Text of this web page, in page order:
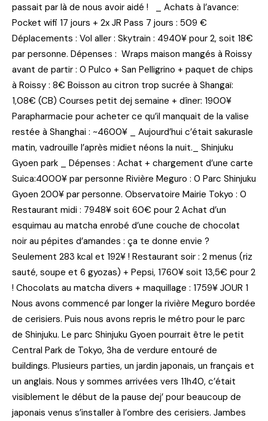
passait par là de nous avoir aidé ! _ Achats à l’avance:
Pocket wifi 17 jours + 2x JR Pass 7 jours : 509 €
Déplacements : Vol aller : Skytrain : 4940¥ pour 2, soit 18€
par personne. Dépenses : Wraps maison mangés à Roissy
avant de partir : 0 Pulco + San Pelligrino + paquet de chips
à Roissy : 8€ Boisson au citron trop sucrée à Shangaï:
1,08€ (CB) Courses petit dej semaine + dîner: 1900¥
Parapharmacie pour acheter ce qu’il manquait de la valise
restée à Shanghai : ~4600¥ _ Aujourd’hui c’était sakurasle
matin, vadrouille l’après midiet néons la nuit._ Shinjuku
Gyoen park _ Dépenses : Achat + chargement d’une carte
Suica:4000¥ par personne Rivière Meguro : 0 Parc Shinjuku
Gyoen 200¥ par personne. Observatoire Mairie Tokyo : 0
Restaurant midi : 7948¥ soit 60€ pour 2 Achat d’un
esquimau au matcha enrobé d’une couche de chocolat
noir au pépites d’amandes : ça te donne envie ?
Seulement 283 kcal et 192¥ ! Restaurant soir : 2 menus (riz
sauté, soupe et 6 gyozas) + Pepsi, 1760¥ soit 13,5€ pour 2
! Chocolats au matcha divers + maquillage : 1759¥ JOUR 1
Nous avons commencé par longer la rivière Meguro bordée
de cerisiers. Puis nous avons repris le métro pour le parc
de Shinjuku. Le parc Shinjuku Gyoen pourrait être le petit
Central Park de Tokyo, 3ha de verdure entouré de
buildings. Plusieurs parties, un jardin japonais, un français et
un anglais. Nous y sommes arrivées vers 11h40, c’était
visiblement le début de la pause dej’ pour beaucoup de
japonais venus s’installer à l’ombre des cerisiers. Jambes